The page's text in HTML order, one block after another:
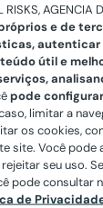
RISKS, AGENCIA
e de
autenticar
útil e
pode
limitar a
os cookies,
site. Você pode
seu uso.
pode consultar
de